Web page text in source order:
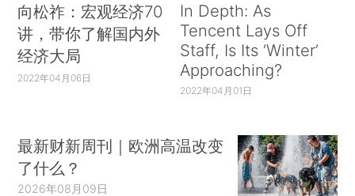
向松祚：宏观经济70
讲，带你了解国内外
经济大局
2022年04月06日
In Depth: As
Tencent Lays Off
Staff, Is Its ‘Winter’
Approaching?
2022年04月01日
最新财新周刊｜欧洲高温改变
了什么？
2026年08月09日